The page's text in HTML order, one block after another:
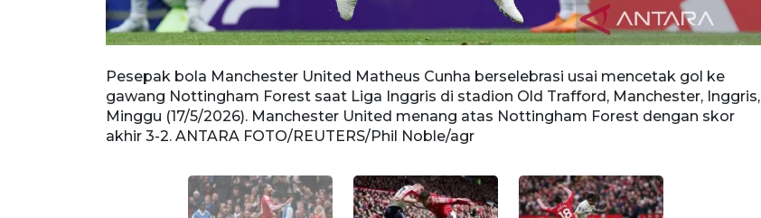
Pesepak bola Manchester United Matheus Cunha berselebrasi usai mencetak gol ke
gawang Nottingham Forest saat Liga Inggris di stadion Old Trafford, Manchester, Inggris,
Minggu (17/5/2026). Manchester United menang atas Nottingham Forest dengan skor
akhir 3-2. ANTARA FOTO/REUTERS/Phil Noble/agr